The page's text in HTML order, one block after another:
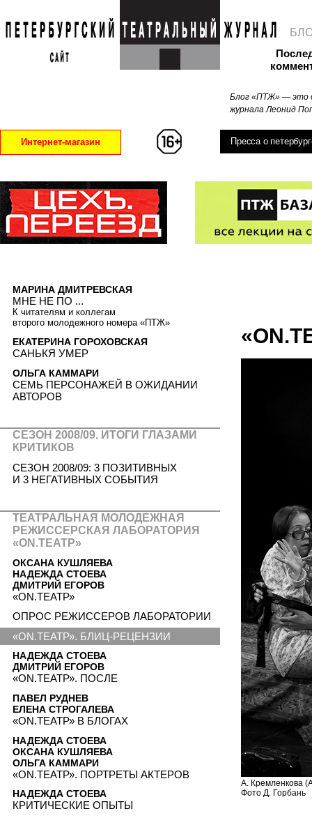
Блог «ПТЖ» — это
журнала Леонид
Интернет-магазин Пресса о
А. Кремленкова
Фото Д. Горбань
МАРИНА ДМИТРЕВСКАЯ
МНЕ НЕ ПО ...
К читателям и коллегам
второго молодежного номера «ПТЖ»
ЕКАТЕРИНА ГОРОХОВСКАЯ
САНЬКЯ УМЕР
ОЛЬГА КАММАРИ
СЕМЬ ПЕРСОНАЖЕЙ В ОЖИДАНИИ
АВТОРОВ
СЕЗОН 2008/09. ИТОГИ ГЛАЗАМИ
КРИТИКОВ
СЕЗОН 2008/09: 3 ПОЗИТИВНЫХ
И 3 НЕГАТИВНЫХ СОБЫТИЯ
ТЕАТРАЛЬНАЯ МОЛОДЕЖНАЯ
РЕЖИССЕРСКАЯ ЛАБОРАТОРИЯ
«ON.ТЕАТР»
ОКСАНА КУШЛЯЕВА
НАДЕЖДА СТОЕВА
ДМИТРИЙ ЕГОРОВ
«ON.ТЕАТР»
ОПРОС РЕЖИССЕРОВ ЛАБОРАТОРИИ
«ON.ТЕАТР». БЛИЦ-РЕЦЕНЗИИ
НАДЕЖДА СТОЕВА
ДМИТРИЙ ЕГОРОВ
«ON.ТЕАТР». ПОСЛЕ
ПАВЕЛ РУДНЕВ
ЕЛЕНА СТРОГАЛЕВА
«ON.ТЕАТР» В БЛОГАХ
НАДЕЖДА СТОЕВА
ОКСАНА КУШЛЯЕВА
ОЛЬГА КАММАРИ
«ON.ТЕАТР». ПОРТРЕТЫ АКТЕРОВ
НАДЕЖДА СТОЕВА
КРИТИЧЕСКИЕ ОПЫТЫ